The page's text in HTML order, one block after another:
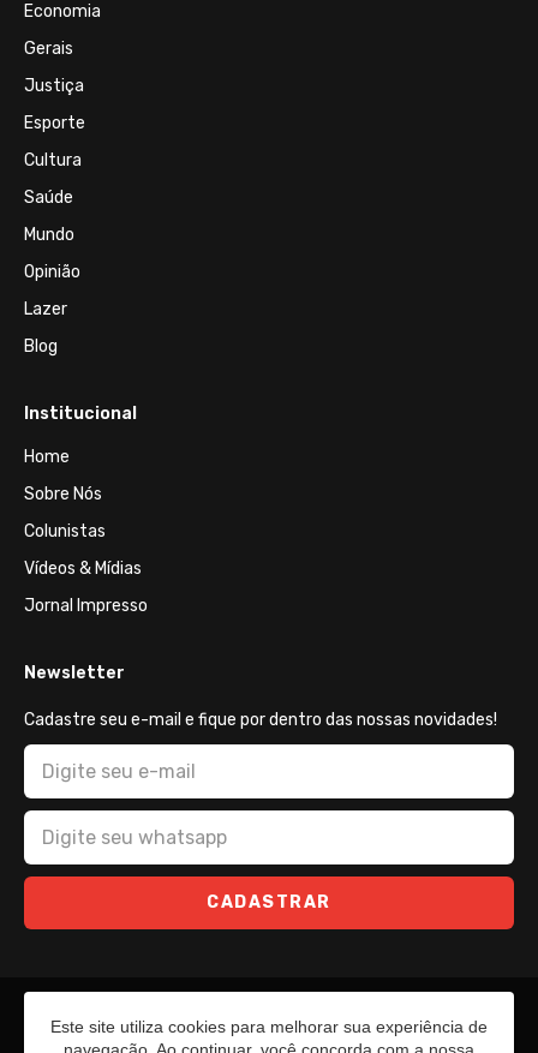
Economia
Gerais
Justiça
Esporte
Cultura
Saúde
Mundo
Opinião
Lazer
Blog
Institucional
Home
Sobre Nós
Colunistas
Vídeos & Mídias
Jornal Impresso
Newsletter
Cadastre seu e-mail e fique por dentro das nossas novidades!
CADASTRAR
Este site utiliza cookies para melhorar sua experiência de